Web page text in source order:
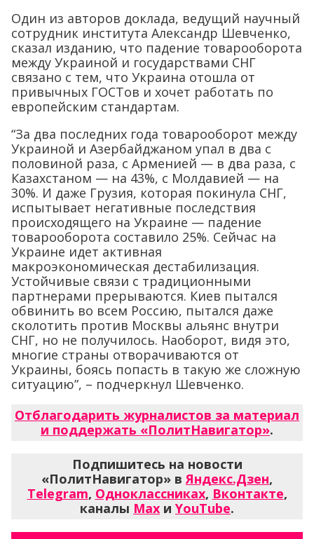
Один из авторов доклада, ведущий научный
сотрудник института Александр Шевченко,
сказал изданию, что падение товарооборота
между Украиной и государствами СНГ
связано с тем, что Украина отошла от
привычных ГОСТов и хочет работать по
европейским стандартам.
“За два последних года товарооборот между
Украиной и Азербайджаном упал в два с
половиной раза, с Арменией — в два раза, с
Казахстаном — на 43%, с Молдавией — на
30%. И даже Грузия, которая покинула СНГ,
испытывает негативные последствия
происходящего на Украине — падение
товарооборота составило 25%. Сейчас на
Украине идет активная
макроэкономическая дестабилизация.
Устойчивые связи с традиционными
партнерами прерываются. Киев пытался
обвинить во всем Россию, пытался даже
сколотить против Москвы альянс внутри
СНГ, но не получилось. Наоборот, видя это,
многие страны отворачиваются от
Украины, боясь попасть в такую же сложную
ситуацию”, – подчеркнул Шевченко.
Отблагодарить журналистов за материал
и поддержать «ПолитНавигатор».
Подпишитесь на новости
«ПолитНавигатор» в Яндекс.Дзен,
Telegram, Одноклассниках, Вконтакте,
каналы Max и YouTube.